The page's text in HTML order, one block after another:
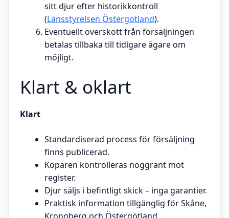
sitt djur efter historikkontroll
(Länsstyrelsen Östergötland).
Eventuellt överskott från försäljningen
betalas tillbaka till tidigare ägare om
möjligt.
Klart & oklart
Klart
Standardiserad process för försäljning
finns publicerad.
Köparen kontrolleras noggrant mot
register.
Djur säljs i befintligt skick – inga garantier.
Praktisk information tillgänglig för Skåne,